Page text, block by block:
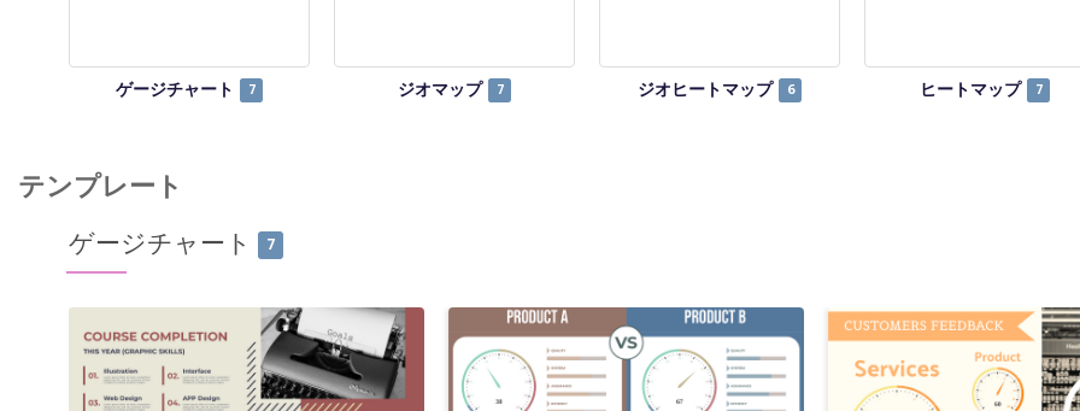
ゲージチャート 7 ジオマップ 7 ジオヒートマップ 6 ヒートマップ 7
テンプレート
ゲージチャート 7